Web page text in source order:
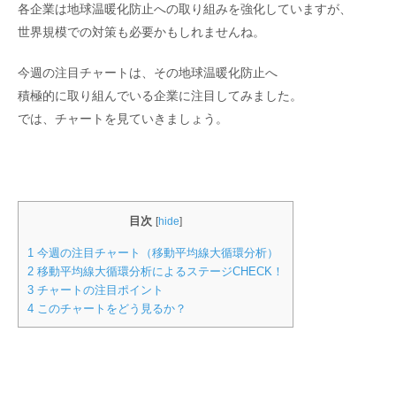
各企業は地球温暖化防止への取り組みを強化していますが、
世界規模での対策も必要かもしれませんね。
今週の注目チャートは、その地球温暖化防止へ
積極的に取り組んでいる企業に注目してみました。
では、チャートを見ていきましょう。
目次 [hide]
1 今週の注目チャート（移動平均線大循環分析）
2 移動平均線大循環分析によるステージCHECK！
3 チャートの注目ポイント
4 このチャートをどう見るか？